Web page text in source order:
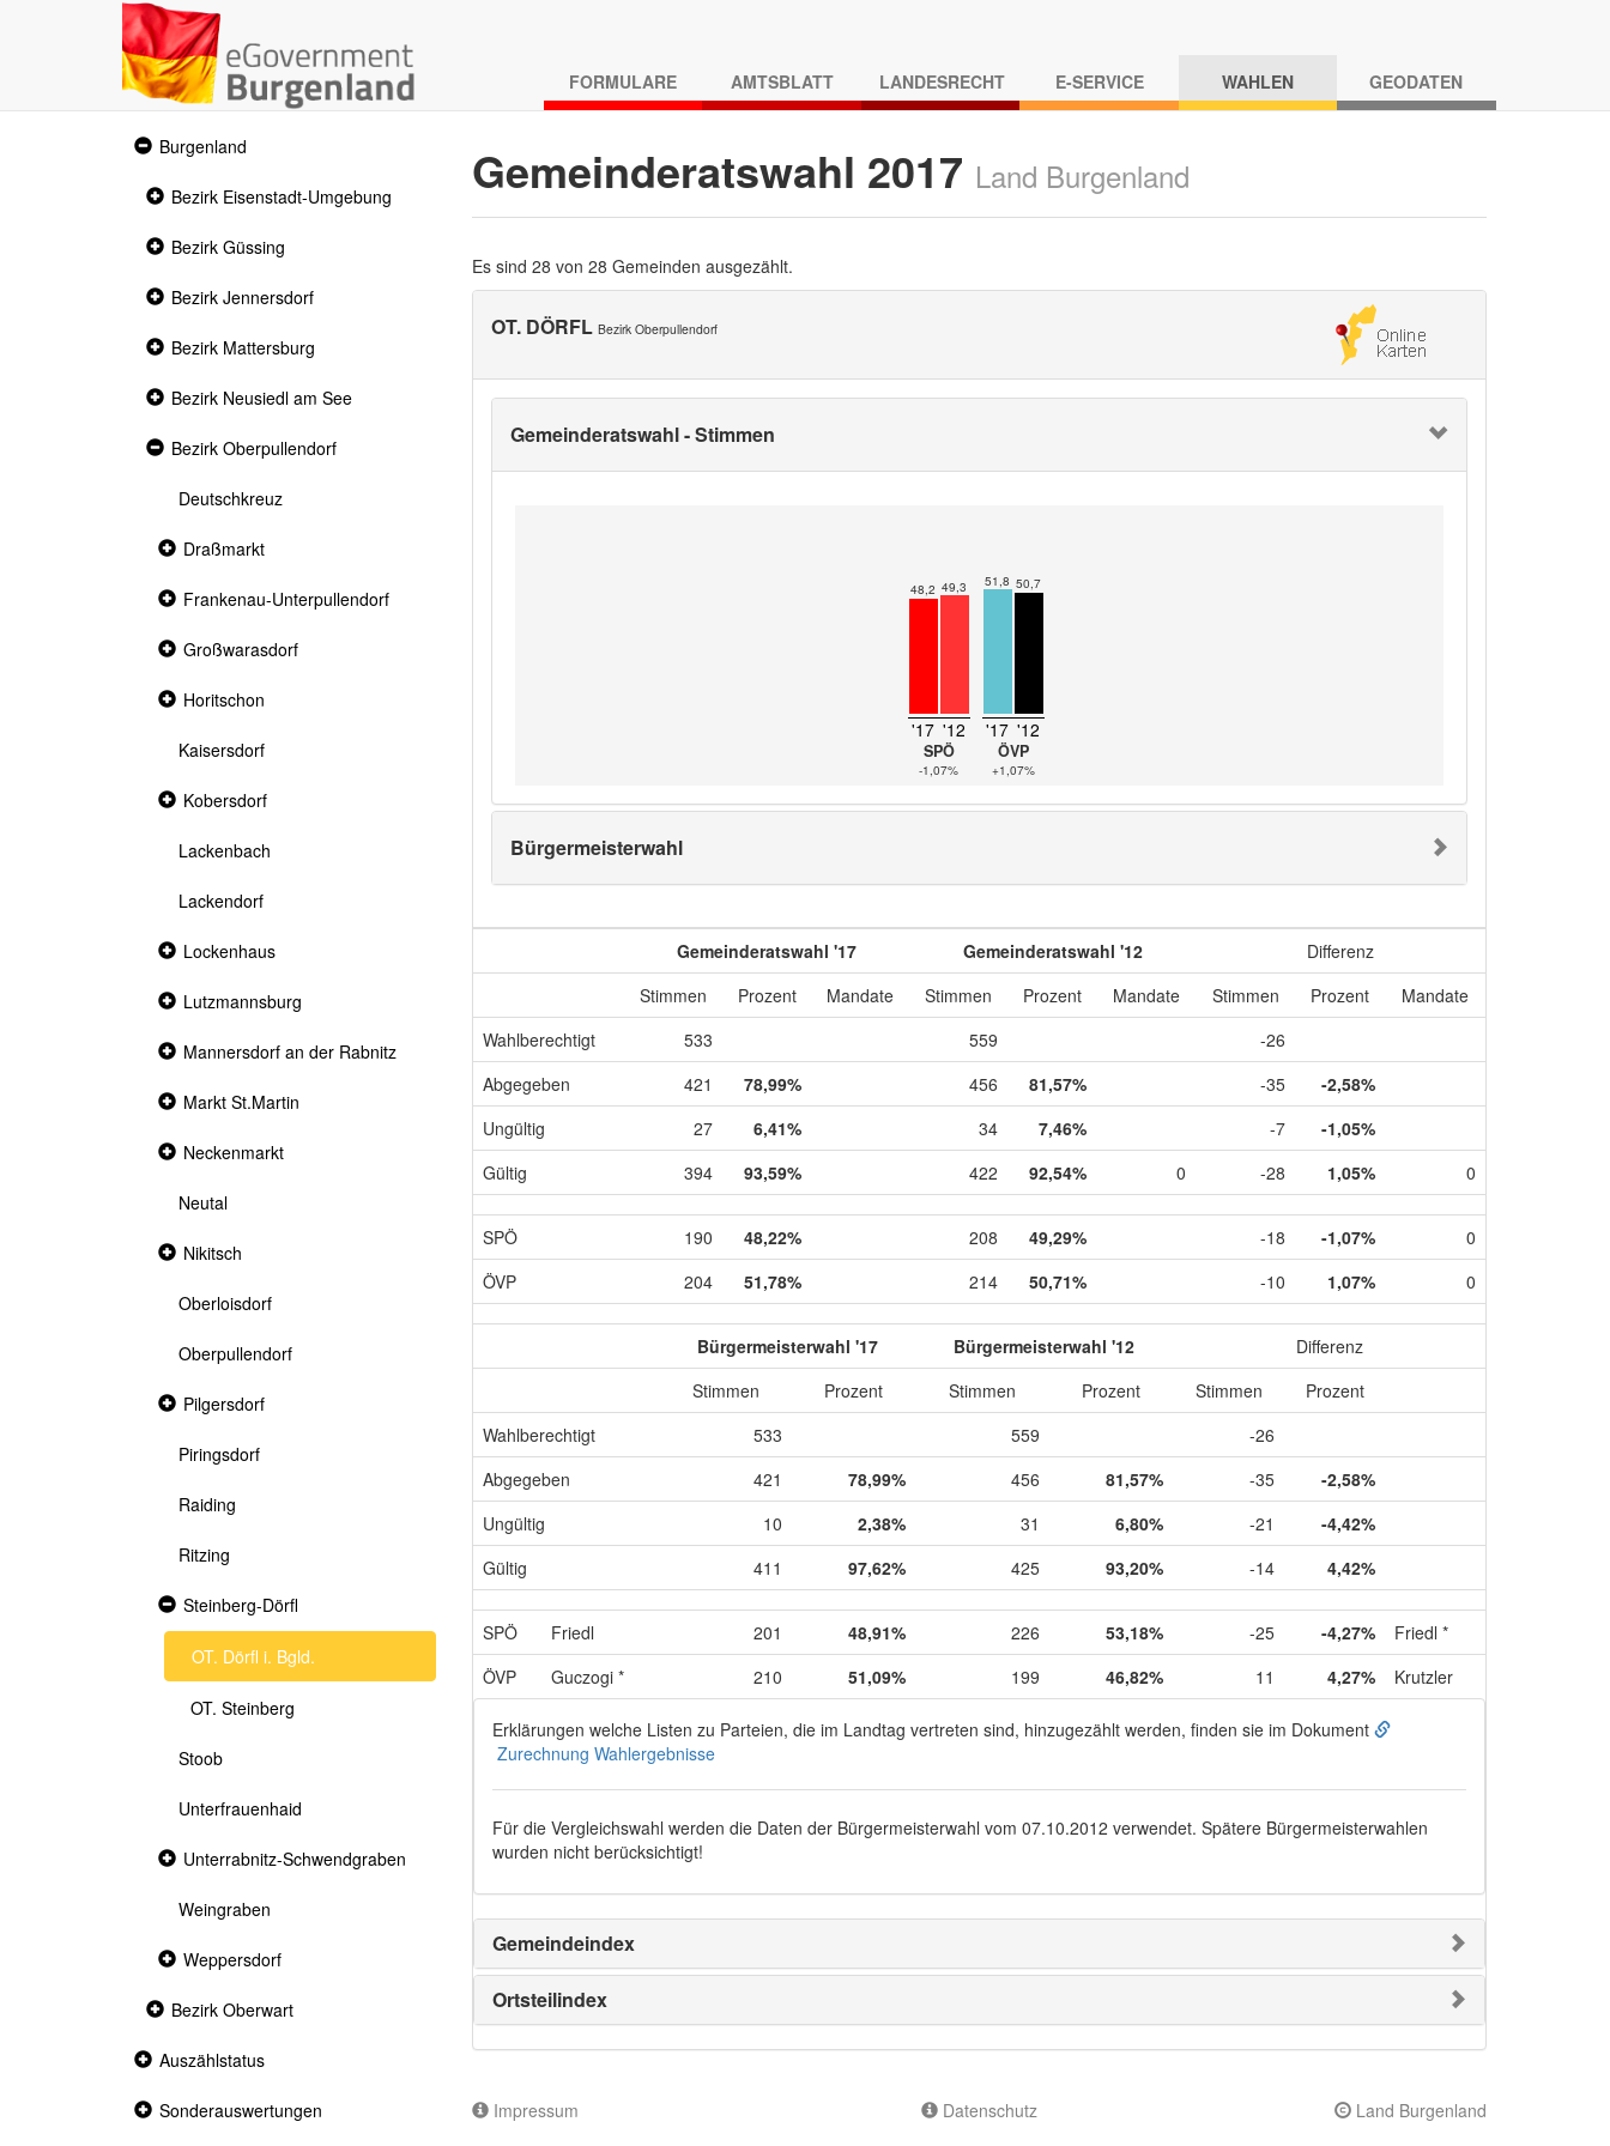
FORMULARE AMTSBLATT LANDESRECHT E-SERVICE WAHLEN GEODATEN
Expanded
section
Burgenland
Collapsed
Bezirk Eisenstadt-Umgebung
Collapsed
Bezirk Güssing
Collapsed
Bezirk Jennersdorf
Collapsed
Bezirk Mattersburg
Collapsed
Bezirk Neusiedl am See
Expanded
Bezirk Oberpullendorf
Deutschkreuz
Collapsed
Draßmarkt
Collapsed
Frankenau-Unterpullendorf
Collapsed
Großwarasdorf
Collapsed
Horitschon
Kaisersdorf
Collapsed
Kobersdorf
Lackenbach
Lackendorf
Collapsed
Lockenhaus
Collapsed
Lutzmannsburg
Collapsed
Mannersdorf an der Rabnitz
Collapsed
Markt St.Martin
Collapsed
Neckenmarkt
Neutal
Collapsed
Nikitsch
Oberloisdorf
Oberpullendorf
Collapsed
section
Pilgersdorf
Piringsdorf
Raiding
Ritzing
Expanded
Steinberg-Dörfl
OT. Dörfl i. Bgld.
OT. Steinberg
Stoob
Unterfrauenhaid
Collapsed
Unterrabnitz-Schwendgraben
Weingraben
Collapsed
section
Weppersdorf
Collapsed
Bezirk Oberwart
Collapsed
Auszählstatus
Collapsed
Sonderauswertungen
Gemeinderatswahl 2017 Land Burgenland
Es sind 28 von 28 Gemeinden ausgezählt.
OT. DÖRFL Bezirk Oberpullendorf
Gemeinderatswahl - Stimmen
48,2 49,3
'17 '12
SPÖ
-1,07%
51,8 50,7
'17 '12
ÖVP
+1,07%
Bürgermeisterwahl
Gemeinderatswahl '17 Gemeinderatswahl '12
Differenz
Stimmen
Prozent Mandate Stimmen Prozent Mandate Stimmen Prozent
Mandate
Wahlberechtigt
533 559
-26
Abgegeben
421 78,99% 456 81,57% -35
-2,58%
Ungültig
27 6,41% 34 7,46% -7
-1,05%
Gültig
394 93,59% 422 92,54% 0 -28 1,05% 0
SPÖ 190 48,22% 208 49,29% -18 -1,07%
0
ÖVP
204 51,78% 214 50,71% -10 1,07% 0
Bürgermeisterwahl '17 Bürgermeisterwahl '12
Differenz
Stimmen
Prozent Stimmen Prozent Stimmen
Prozent
Wahlberechtigt
533 559
-26
Abgegeben
421 78,99% 456 81,57% -35
-2,58%
Ungültig
10 2,38% 31 6,80% -21
-4,42%
Gültig
411 97,62% 425 93,20% -14 4,42%
SPÖ Friedl 201 48,91% 226 53,18% -25 -4,27%
Friedl *
ÖVP
Guczogi * 210 51,09% 199 46,82% 11 4,27% Krutzler
Erklärungen welche Listen zu Parteien, die im Landtag vertreten sind, hinzugezählt werden, finden sie im Dokument
Zurechnung Wahlergebnisse
Für die Vergleichswahl werden die Daten der Bürgermeisterwahl vom 07.10.2012 verwendet. Spätere Bürgermeisterwahlen
wurden nicht berücksichtigt!
Gemeindeindex
Ortsteilindex
Impressum Datenschutz Land Burgenland